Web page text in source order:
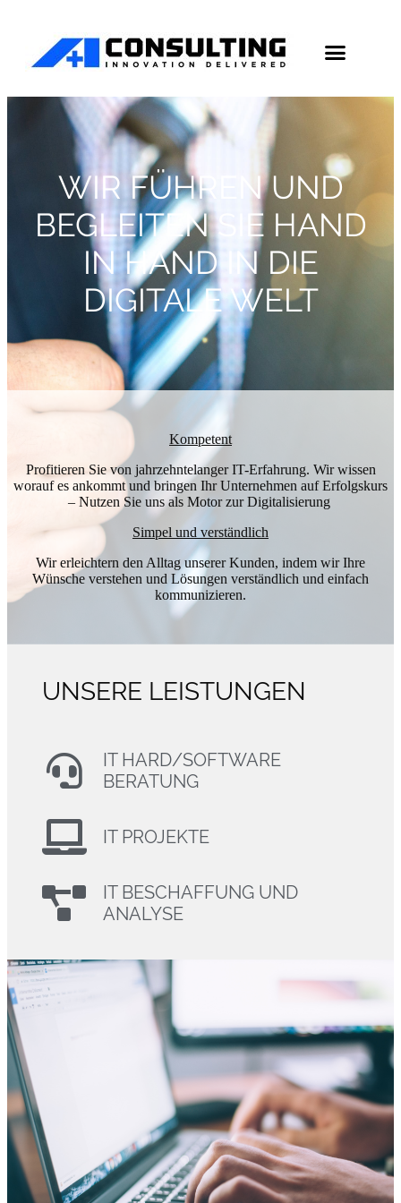
WIR FÜHREN UND
BEGLEITEN SIE HAND
IN HAND IN DIE
DIGITALE WELT
Kompetent
Profitieren Sie von jahrzehntelanger IT-Erfahrung. Wir wissen
worauf es ankommt und bringen Ihr Unternehmen auf Erfolgskurs
– Nutzen Sie uns als Motor zur Digitalisierung
Simpel und verständlich
Wir erleichtern den Alltag unserer Kunden, indem wir Ihre
Wünsche verstehen und Lösungen verständlich und einfach
kommunizieren.
UNSERE LEISTUNGEN
IT HARD/SOFTWARE
BERATUNG
IT PROJEKTE
IT BESCHAFFUNG UND
ANALYSE